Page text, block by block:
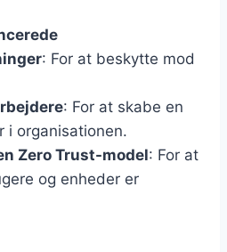
: For at beskytte mod
: For at skabe en
i organisationen.
Zero Trust-model: For at
og enheder er